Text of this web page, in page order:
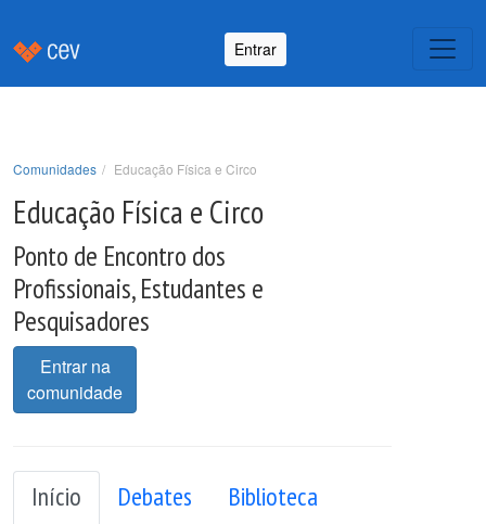
Entrar
Comunidades Educação Física e Circo
Educação Física e Circo
Ponto de Encontro dos
Profissionais, Estudantes e
Pesquisadores
Entrar na
comunidade
Início Debates
Biblioteca